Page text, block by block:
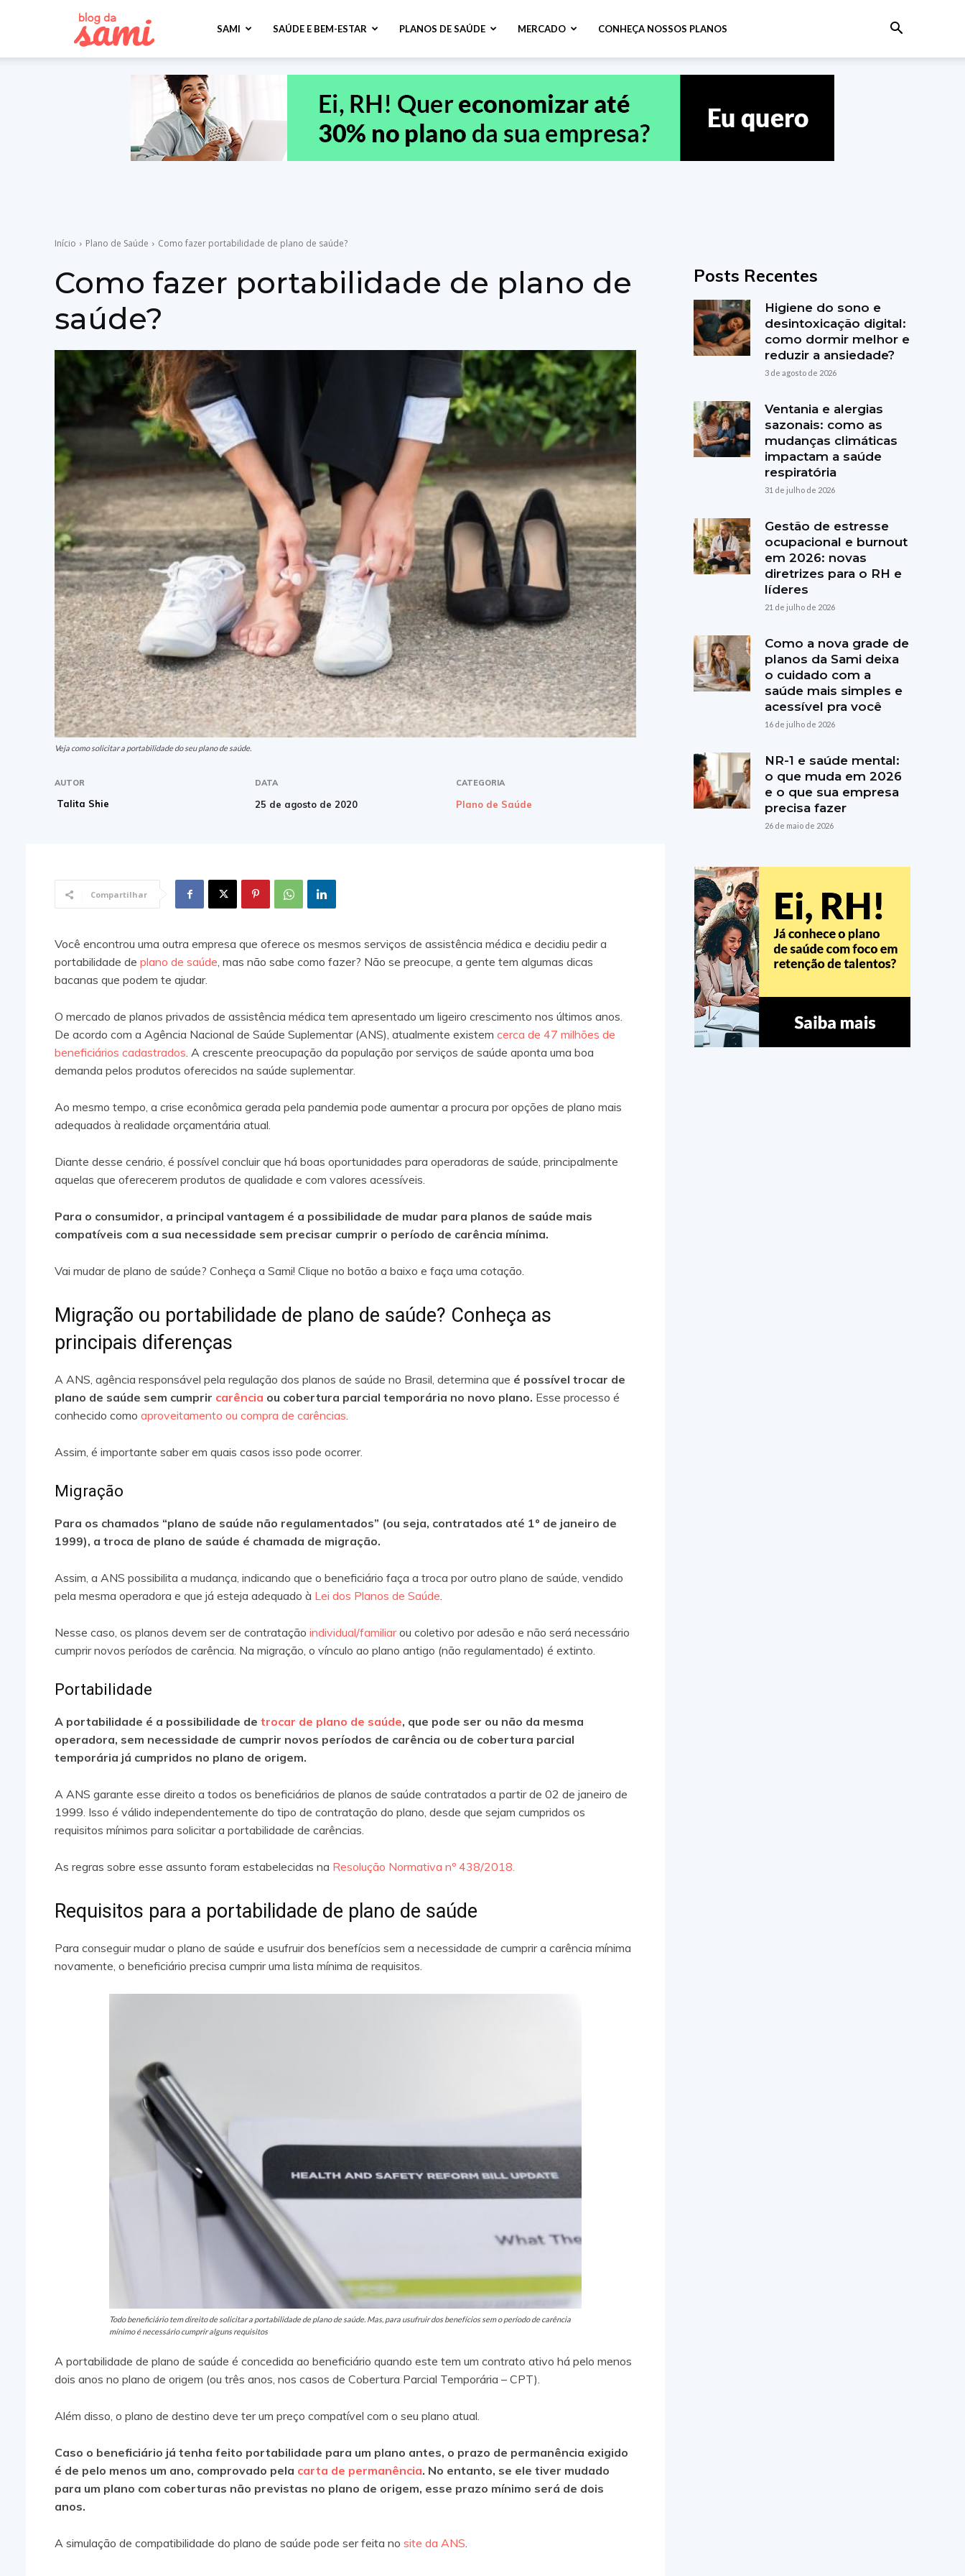
Saúde
SAMI SAÚDE E BEM-ESTAR PLANOS DE SAÚDE MERCADO CONHEÇA NOSSOS PLANOS
Início Plano de Saúde Como fazer portabilidade de plano de saúde?
Como fazer portabilidade de plano de
saúde?
Veja como solicitar a portabilidade do seu plano de saúde.
AUTOR
Talita Shie
DATA
25 de agosto de 2020
CATEGORIA
Plano de Saúde
Compartilhar
Você encontrou uma outra empresa que oferece os mesmos serviços de assistência médica e decidiu pedir a
portabilidade de plano de saúde, mas não sabe como fazer? Não se preocupe, a gente tem algumas dicas
bacanas que podem te ajudar.
O mercado de planos privados de assistência médica tem apresentado um ligeiro crescimento nos últimos anos.
De acordo com a Agência Nacional de Saúde Suplementar (ANS), atualmente existem cerca de 47 milhões de
beneficiários cadastrados. A crescente preocupação da população por serviços de saúde aponta uma boa
demanda pelos produtos oferecidos na saúde suplementar.
Ao mesmo tempo, a crise econômica gerada pela pandemia pode aumentar a procura por opções de plano mais
adequados à realidade orçamentária atual.
Diante desse cenário, é possível concluir que há boas oportunidades para operadoras de saúde, principalmente
aquelas que oferecerem produtos de qualidade e com valores acessíveis.
Para o consumidor, a principal vantagem é a possibilidade de mudar para planos de saúde mais
compatíveis com a sua necessidade sem precisar cumprir o período de carência mínima.
Vai mudar de plano de saúde? Conheça a Sami! Clique no botão a baixo e faça uma cotação.
Migração ou portabilidade de plano de saúde? Conheça as
principais diferenças
A ANS, agência responsável pela regulação dos planos de saúde no Brasil, determina que é possível trocar de
plano de saúde sem cumprir carência ou cobertura parcial temporária no novo plano. Esse processo é
conhecido como aproveitamento ou compra de carências.
Assim, é importante saber em quais casos isso pode ocorrer.
Migração
Para os chamados “plano de saúde não regulamentados” (ou seja, contratados até 1º de janeiro de
1999), a troca de plano de saúde é chamada de migração.
Assim, a ANS possibilita a mudança, indicando que o beneficiário faça a troca por outro plano de saúde, vendido
pela mesma operadora e que já esteja adequado à Lei dos Planos de Saúde.
Nesse caso, os planos devem ser de contratação individual/familiarou coletivo por adesão e não será necessário
cumprir novos períodos de carência. Na migração, o vínculo ao plano antigo (não regulamentado) é extinto.
Portabilidade
A portabilidade é a possibilidade de trocar de plano de saúde, que pode ser ou não da mesma
operadora, sem necessidade de cumprir novos períodos de carência ou de cobertura parcial
temporária já cumpridos no plano de origem.
A ANS garante esse direito a todos os beneficiários de planos de saúde contratados a partir de 02 de janeiro de
1999. Isso é válido independentemente do tipo de contratação do plano, desde que sejam cumpridos os
requisitos mínimos para solicitar a portabilidade de carências.
As regras sobre esse assunto foram estabelecidas na Resolução Normativa nº 438/2018.
Requisitos para a portabilidade de plano de saúde
Para conseguir mudar o plano de saúde e usufruir dos benefícios sem a necessidade de cumprir a carência mínima
novamente, o beneficiário precisa cumprir uma lista mínima de requisitos.
Todo beneficiário tem direito de solicitar a portabilidade de plano de saúde. Mas, para usufruir dos benefícios sem o período de carência
mínimo é necessário cumprir alguns requisitos
A portabilidade de plano de saúde é concedida ao beneficiário quando este tem um contrato ativo há pelo menos
dois anos no plano de origem (ou três anos, nos casos de Cobertura Parcial Temporária – CPT).
Além disso, o plano de destino deve ter um preço compatível com o seu plano atual.
Caso o beneficiário já tenha feito portabilidade para um plano antes, o prazo de permanência exigido
é de pelo menos um ano, comprovado pela carta de permanência. No entanto, se ele tiver mudado
para um plano com coberturas não previstas no plano de origem, esse prazo mínimo será de dois
anos.
A simulação de compatibilidade do plano de saúde pode ser feita no site da ANS.
Posts Recentes
Higiene do sono e
desintoxicação digital:
como dormir melhor e
reduzir a ansiedade?
3 de agosto de 2026
Ventania e alergias
sazonais: como as
mudanças climáticas
impactam a saúde
respiratória
31 de julho de 2026
Gestão de estresse
ocupacional e burnout
em 2026: novas
diretrizes para o RH e
líderes
21 de julho de 2026
Como a nova grade de
planos da Sami deixa
o cuidado com a
saúde mais simples e
acessível pra você
16 de julho de 2026
NR-1 e saúde mental:
o que muda em 2026
e o que sua empresa
precisa fazer
26 de maio de 2026